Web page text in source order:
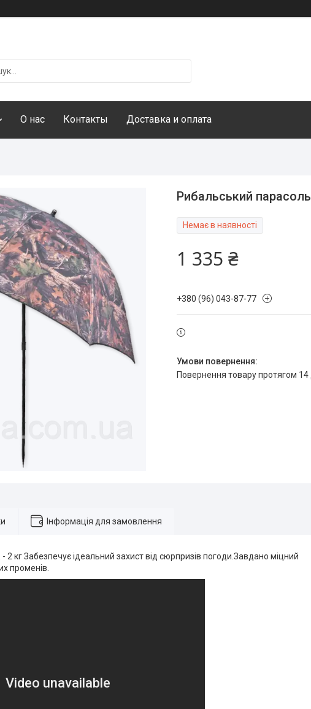
О нас Контакты Доставка и оплата
Рибальський
Немає в наявності
1 335 ₴
+380 (96) 043-87-77
повернення товару протягом 14
Інформація для замовлення
кг Забезпечує ідеальний захист від сюрпризів погоди.Завдано міцний
променів.